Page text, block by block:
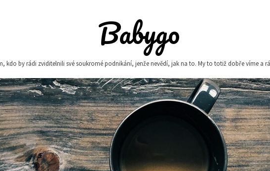
Babygo
kdo by rádi zviditelnili své soukromé podnikání, jenže nevědí, jak na to. My to totiž dobře víme a